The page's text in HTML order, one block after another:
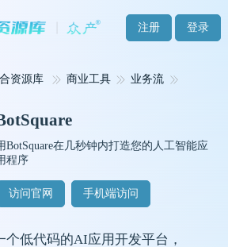
注册 登录
资源库 商业工具
业务流
BotSquare在几秒钟内打造您的人工智能应
程序
访问官网 手机端访问
个低代码的AI应用开发平台，